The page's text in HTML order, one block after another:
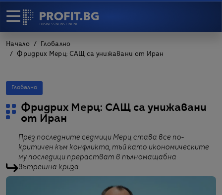
Начало
Глобално
Фридрих Мерц: САЩ са унижавани от Иран
Глобално
Фридрих Мерц: САЩ са унижавани
от Иран
През последните седмици Мерц става все по-
критичен към конфликта, тъй като икономическите
му последици прерастват в пълномащабна
вътрешна криза